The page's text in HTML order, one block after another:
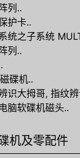
列..
护卡..
统之子系统
列..
碟机..
识大拇哥, 指纹
电脑软碟机磁头..
机及零配件